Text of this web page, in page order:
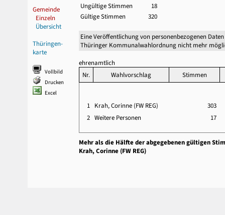
Gemeinde
Einzeln
Übersicht
Thüringen-
karte
Vollbild
Drucken
Excel
Ungültige Stimmen
18
Gültige Stimmen
320
Eine Veröffentlichung von personenbezogenen
Thüringer Kommunalwahlordnung nicht mehr
ehrenamtlich
Nr.
Wahlvorschlag Stimmen
1 Krah, Corinne (FW REG)
303
2 Weitere Personen 17
Mehr als die Hälfte der abgegebenen gültigen
Krah, Corinne (FW REG)